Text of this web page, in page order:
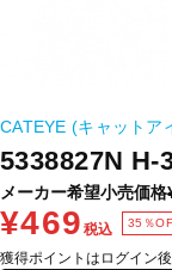
CATEYE (キャットア
5338827N H-
メーカー希望小売価格
¥469 税込 35％
獲得ポイントはログイン後